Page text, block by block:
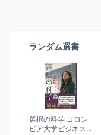
ランダム選書
選択の科学 コロン
ビア大学ビジネス